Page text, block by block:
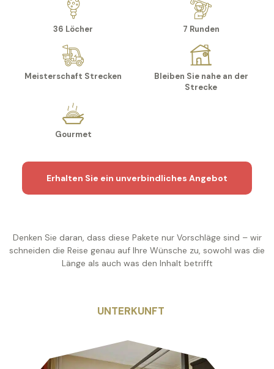
36 Löcher 7 Runden
Meisterschaft Strecken
Bleiben Sie nahe an der
Strecke
Gourmet
Erhalten Sie ein unverbindliches Angebot
Denken Sie daran, dass diese Pakete nur Vorschläge sind – wir
schneiden die Reise genau auf Ihre Wünsche zu, sowohl was die
Länge als auch was den Inhalt betrifft
UNTERKUNFT